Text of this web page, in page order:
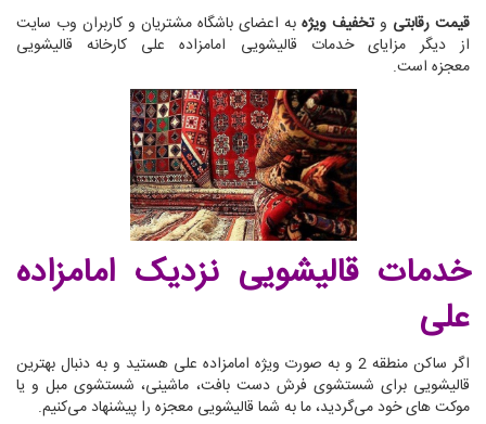
قیمت رقابتی وتخفیف ویژه به اعضای باشگاه مشتریان و کاربران وب سایت
از دیگر مزایای خدمات قالیشویی امامزاده علی کارخانه قالیشویی
معجزه است.
خدمات قالیشویی نزدیک امامزاده
علی
اگر ساکن منطقه 2 و به صورت ویژه امامزاده علی هستید و به دنبال بهترین
قالیشویی برای شستشوی فرش دست بافت، ماشینی، شستشوی مبل و یا
موکت های خود می‌گردید، ما به شما قالیشویی معجزه را پیشنهاد می‌کنیم.